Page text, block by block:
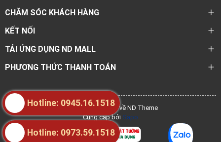
CHĂM SÓC KHÁCH HÀNG
KẾT NỐI
TẢI ỨNG DỤNG ND MALL
PHƯƠNG THỨC THANH TOÁN
@ Bản quyền thuộc về ND Theme
Cung cấp bởi Sapo
Hotline: 0973.59.1518
Hotline: 0945.16.1518